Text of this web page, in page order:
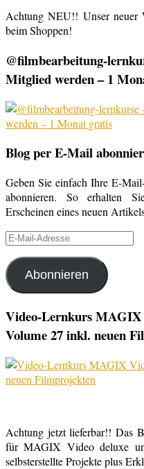
Achtung NEU!! Unser neuer
beim Shoppen!
@filmbearbeitung-
Mitglied werden – 1
Blog per E-Mail
Geben Sie einfach Ihre E-
abonnieren. So erhalten
Erscheinen eines neuen
E-
Adresse
Abonnieren
Video-Lernkurs MAGIX
Volume 27 inkl. neuen
Achtung jetzt lieferbar!! Das
für MAGIX Video deluxe
selbsterstellte Projekte plus